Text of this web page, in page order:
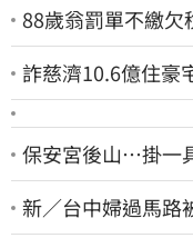
88歲翁罰單不繳
詐慈濟10.6億住
保安宮後山…掛一
新／台中婦過馬路